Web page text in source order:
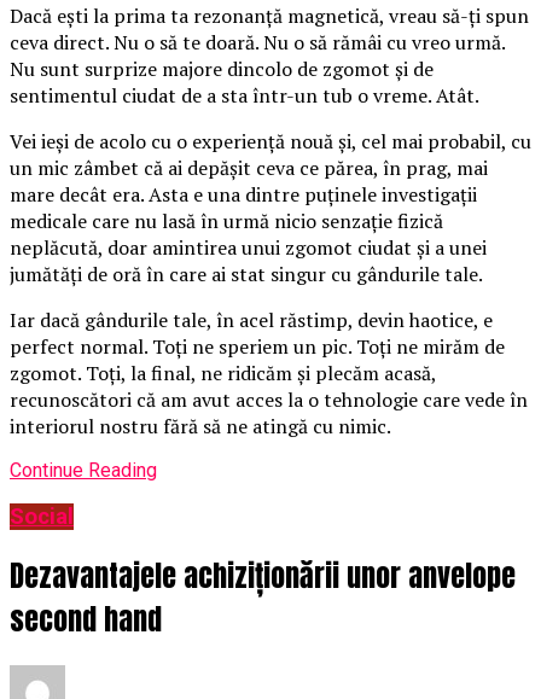
Dacă ești la prima ta rezonanță magnetică, vreau să-ți spun
ceva direct. Nu o să te doară. Nu o să rămâi cu vreo urmă.
Nu sunt surprize majore dincolo de zgomot și de
sentimentul ciudat de a sta într-un tub o vreme. Atât.
Vei ieși de acolo cu o experiență nouă și, cel mai probabil, cu
un mic zâmbet că ai depășit ceva ce părea, în prag, mai
mare decât era. Asta e una dintre puținele investigații
medicale care nu lasă în urmă nicio senzație fizică
neplăcută, doar amintirea unui zgomot ciudat și a unei
jumătăți de oră în care ai stat singur cu gândurile tale.
Iar dacă gândurile tale, în acel răstimp, devin haotice, e
perfect normal. Toți ne speriem un pic. Toți ne mirăm de
zgomot. Toți, la final, ne ridicăm și plecăm acasă,
recunoscători că am avut acces la o tehnologie care vede în
interiorul nostru fără să ne atingă cu nimic.
Continue Reading
Social
Dezavantajele achiziționării unor anvelope
second hand